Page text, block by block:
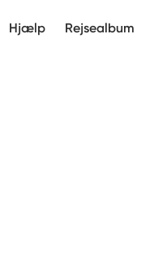
Hjælp Rejsealbum